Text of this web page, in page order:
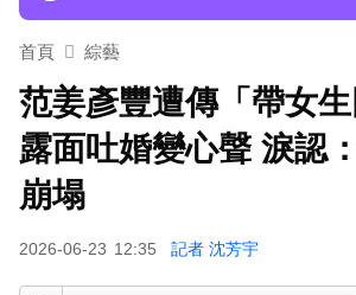
首頁 綜藝
范姜彥豐遭傳「帶女生
露面吐婚變心聲 淚認
崩塌
2026-06-23 12:35 記者 沈芳宇